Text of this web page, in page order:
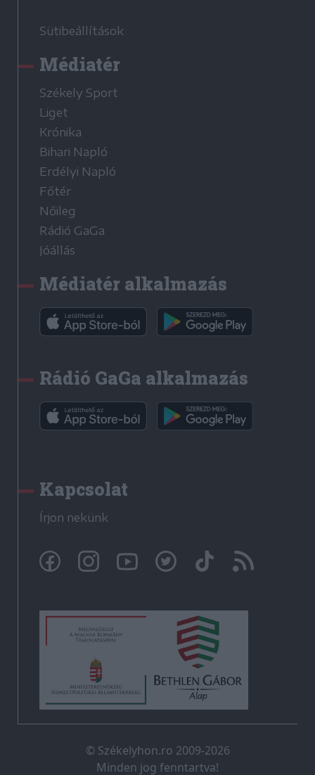
Sütibeállítások
Médiatér
Székely Sport
Liget
Krónika
Bihari Napló
Erdélyi Napló
Főtér
Nőileg
Rádió GaGa
Jóállás
Médiatér alkalmazás
Rádió GaGa alkalmazás
Kapcsolat
Írjon nekünk
© Székelyhon.ro 2009-2026
Minden jog fenntartva!